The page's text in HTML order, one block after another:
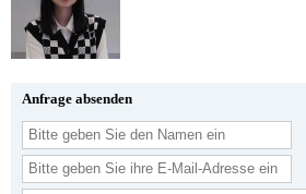
Anfrage absenden